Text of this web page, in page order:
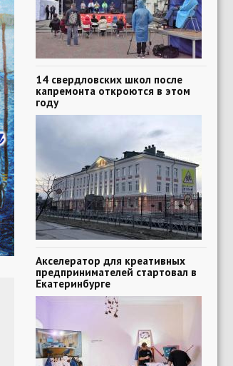
14 свердловских школ после
капремонта откроются в этом
году
Акселератор для креативных
предпринимателей стартовал в
Екатеринбурге